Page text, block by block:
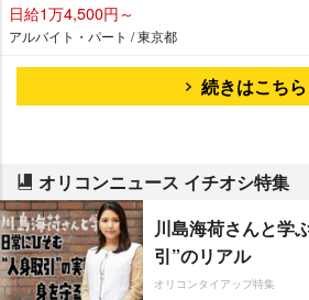
日給1万4,500円～
アルバイト・パート / 東京都
続きはこちら
オリコンニュース イチオシ特集
川島海荷さんと学
引”のリアル
オリコンタイアップ特集